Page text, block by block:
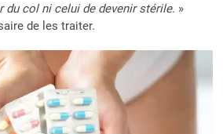
du col ni celui de devenir stérile. »
de les traiter.